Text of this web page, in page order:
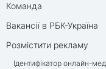
Команда
Вакансії в РБК-Україна
Розмістити рекламу
Ідентифікатор онлайн-